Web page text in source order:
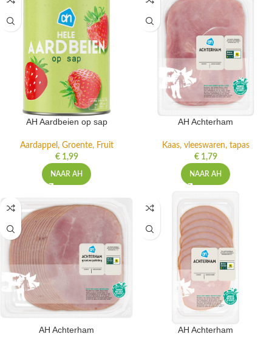
AH Aardbeien op sap
Aardappel, Groente, Fruit
€1,99
NAAR AH
AH Achterham
Kaas, vleeswaren, tapas
€1,79
NAAR AH
AH Achterham AH Achterham